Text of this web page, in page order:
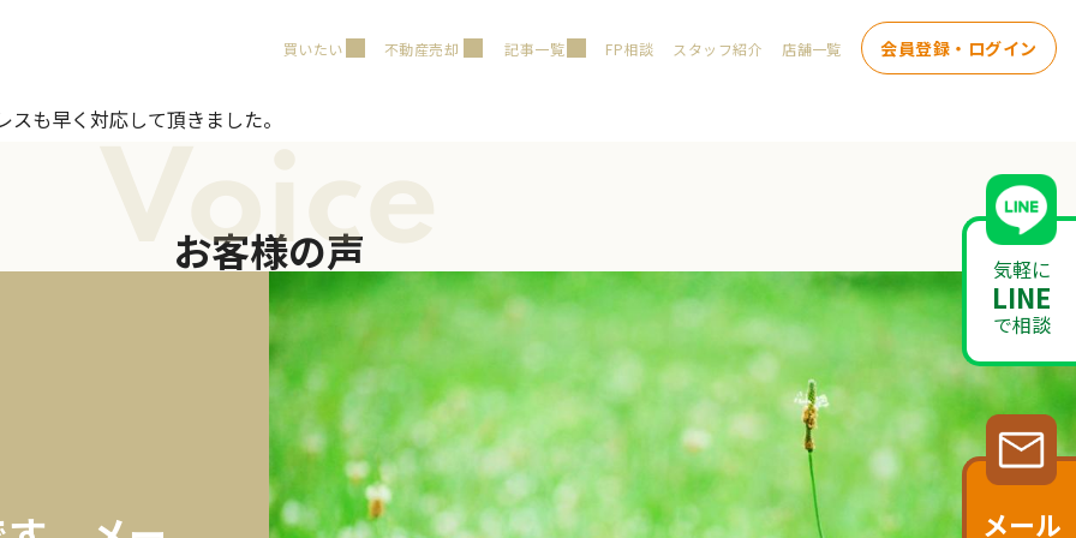
買いたい 不動産売却 記事一覧 FP相談 スタッフ紹介 店舗一覧 会員登録・ログイン
も早く対応して頂きました。
Voice
お客様の声 気軽に
LINE
で相談
メール